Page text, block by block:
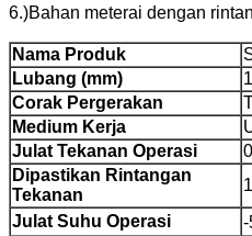
6.)Bahan meterai dengan
Nama Produk
Lubang (mm)
Corak Pergerakan
Medium Kerja
Julat Tekanan Operasi
Dipastikan Rintangan
Tekanan
Julat Suhu Operasi